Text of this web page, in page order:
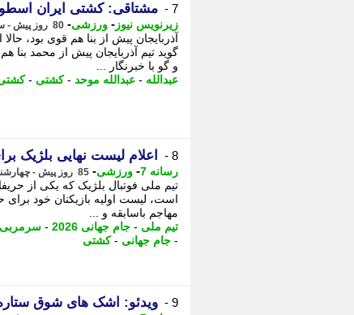
7 - مشتاقی: کشتی ایران
زیرنویس نیوز - ورزشی- 80 روز پیش - سه شنبه 29 اردیبهشت 1405، 01:33
آذربایجان پیش از بنا هم قوی بود،
گوید تیم آذربایجان پیش از محمد
و گو با خبرنگار ...
عبدالله - عبدالله موحد -کشتی -
8 - اعلام لیست نهایی بلژیک برای جام جهانی
رسانه 7 - ورزشی- 85 روز پیش - چهارشنبه 23 اردیبهشت 1405، 13:40
است، لیست اولیه بازیکنان خود برای
مهاجم باسابقه و ...
تیم ملی - جام جهانی 2026 - سرمربی
- جام جهانی -کشتی
9 - ویدئو: اشک های شوق